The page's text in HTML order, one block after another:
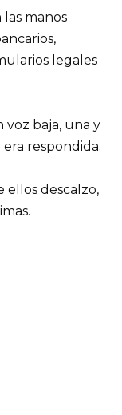
manos
legales
voz baja, una y
respondida.
ellos descalzo,